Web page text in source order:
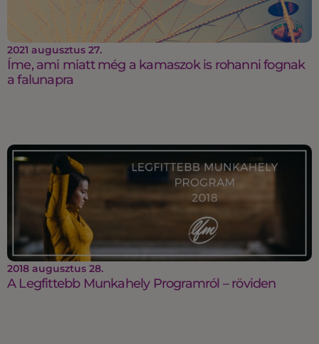
2021 augusztus 27.
Íme, ami miatt még a kamaszok is rohanni fognak
a falunapra
2018 augusztus 28.
A Legfittebb Munkahely Programról – röviden